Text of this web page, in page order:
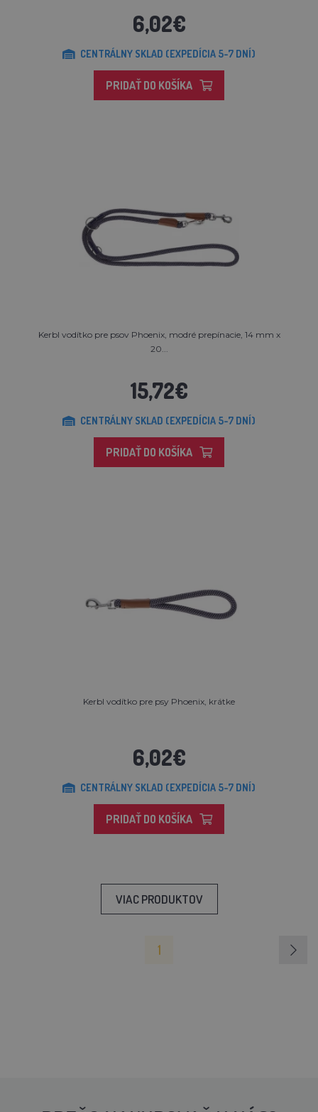
6,02€
CENTRÁLNY SKLAD (EXPEDÍCIA 5-7 DNÍ)
PRIDAŤ DO KOŠÍKA
Kerbl vodítko pre psov Phoenix, modré prepínacie, 14 mm x
20...
15,72€
CENTRÁLNY SKLAD (EXPEDÍCIA 5-7 DNÍ)
PRIDAŤ DO KOŠÍKA
Kerbl vodítko pre psy Phoenix, krátke
6,02€
CENTRÁLNY SKLAD (EXPEDÍCIA 5-7 DNÍ)
PRIDAŤ DO KOŠÍKA
VIAC PRODUKTOV
1